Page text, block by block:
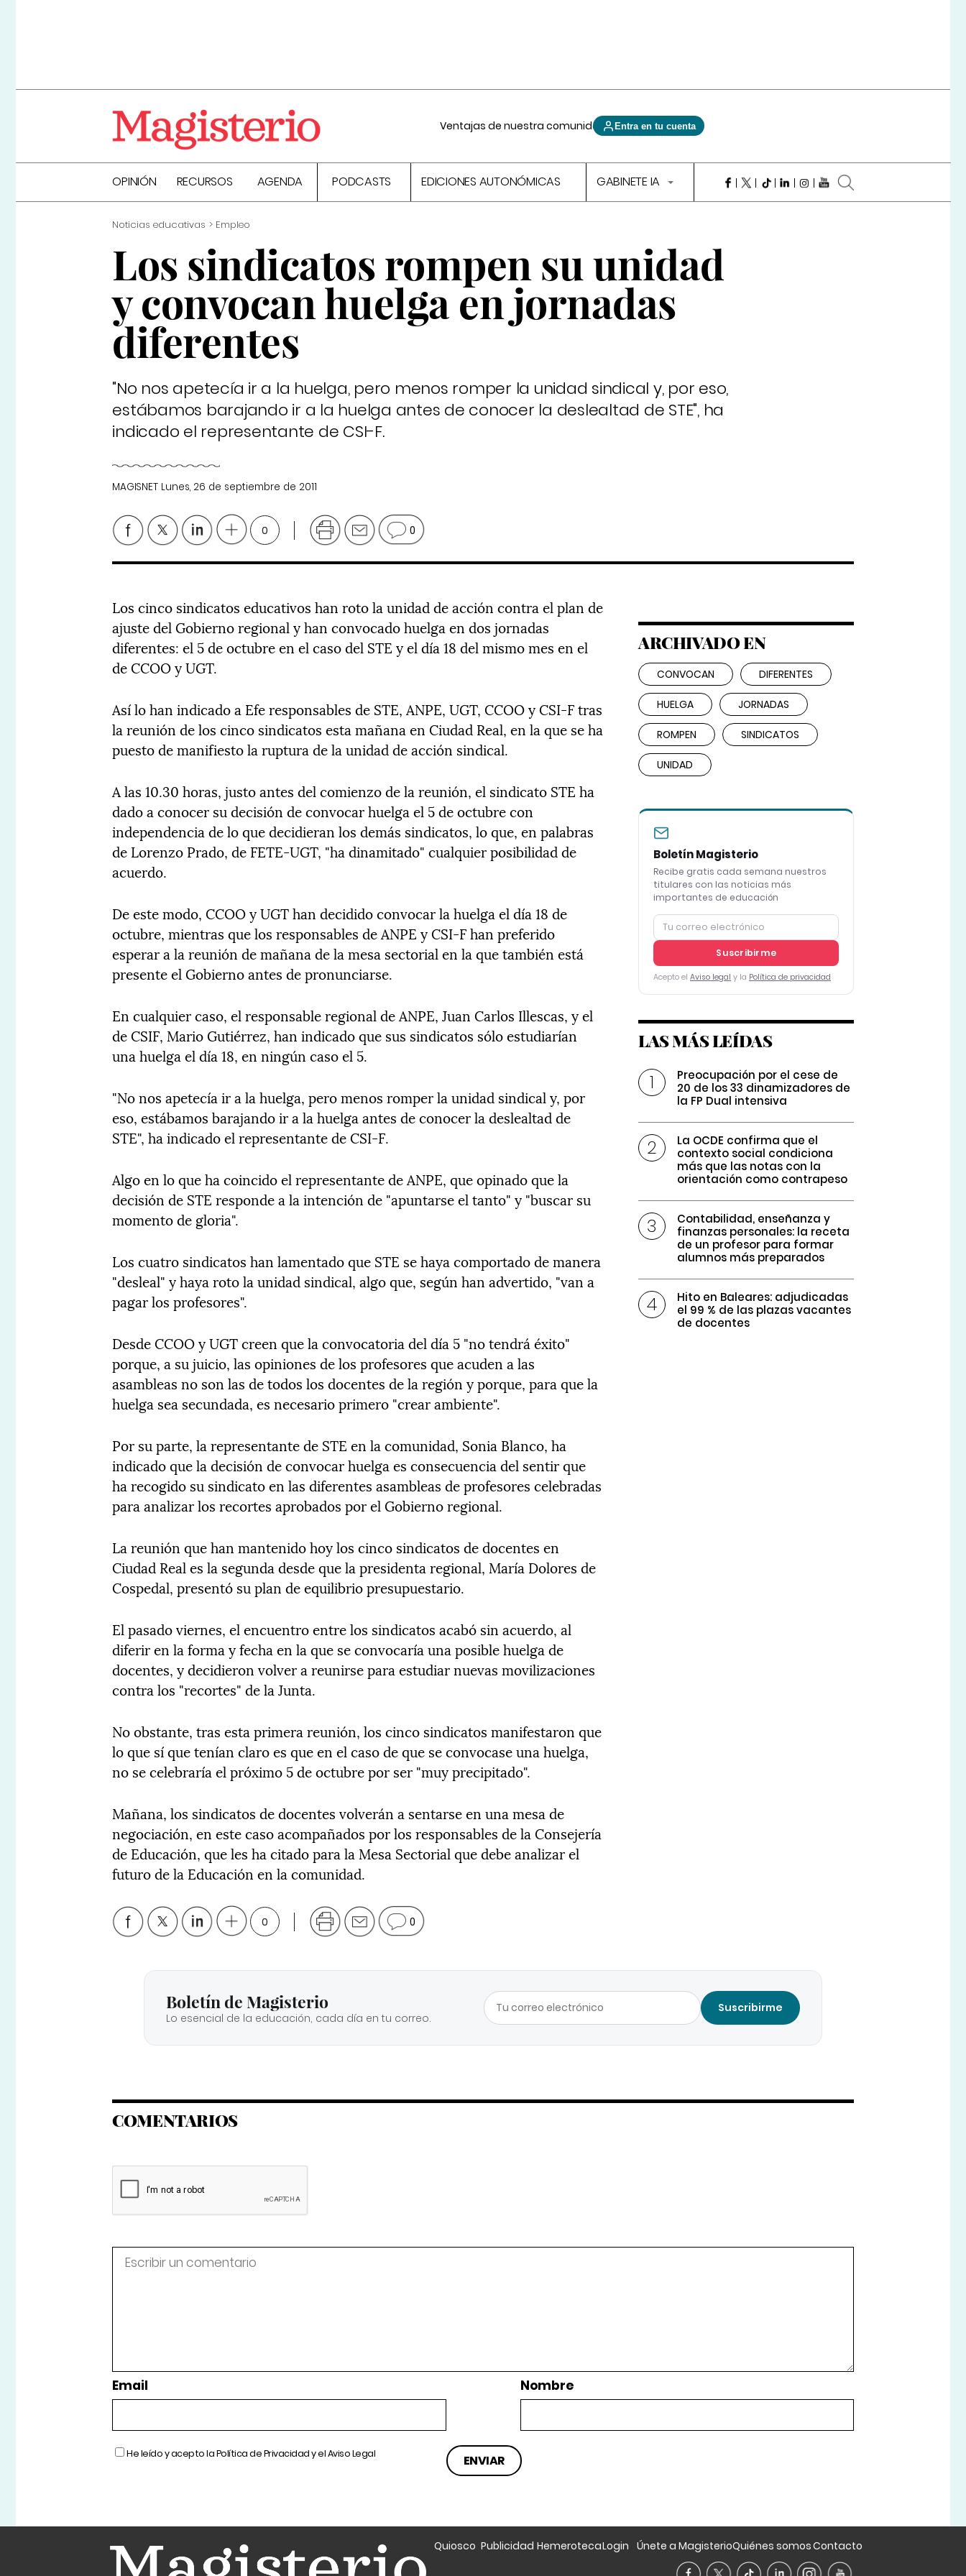
Ventajas de nuestra comunidad Entra en tu cuenta
OPINIÓN RECURSOS AGENDA PODCASTS EDICIONES AUTONÓMICAS GABINETE IA
Noticias educativas Empleo
Los sindicatos rompen su unidad
y convocan huelga en jornadas
diferentes
"No nos apetecía ir a la huelga, pero menos romper la unidad sindical y, por eso,
estábamos barajando ir a la huelga antes de conocer la deslealtad de STE", ha
indicado el representante de CSI-F.
MAGISNET Lunes, 26 de septiembre de 2011
0 0
Los cinco sindicatos educativos han roto la unidad de acción contra el plan de
ajuste del Gobierno regional y han convocado huelga en dos jornadas
diferentes: el 5 de octubre en el caso del STE y el día 18 del mismo mes en el
de CCOO y UGT.
Así lo han indicado a Efe responsables de STE, ANPE, UGT, CCOO y CSI-F tras
la reunión de los cinco sindicatos esta mañana en Ciudad Real, en la que se ha
puesto de manifiesto la ruptura de la unidad de acción sindical.
A las 10.30 horas, justo antes del comienzo de la reunión, el sindicato STE ha
dado a conocer su decisión de convocar huelga el 5 de octubre con
independencia de lo que decidieran los demás sindicatos, lo que, en palabras
de Lorenzo Prado, de FETE-UGT, "ha dinamitado" cualquier posibilidad de
acuerdo.
De este modo, CCOO y UGT han decidido convocar la huelga el día 18 de
octubre, mientras que los responsables de ANPE y CSI-F han preferido
esperar a la reunión de mañana de la mesa sectorial en la que también está
presente el Gobierno antes de pronunciarse.
En cualquier caso, el responsable regional de ANPE, Juan Carlos Illescas, y el
de CSIF, Mario Gutiérrez, han indicado que sus sindicatos sólo estudiarían
una huelga el día 18, en ningún caso el 5.
"No nos apetecía ir a la huelga, pero menos romper la unidad sindical y, por
eso, estábamos barajando ir a la huelga antes de conocer la deslealtad de
STE", ha indicado el representante de CSI-F.
Algo en lo que ha coincido el representante de ANPE, que opinado que la
decisión de STE responde a la intención de "apuntarse el tanto" y "buscar su
momento de gloria".
Los cuatro sindicatos han lamentado que STE se haya comportado de manera
"desleal" y haya roto la unidad sindical, algo que, según han advertido, "van a
pagar los profesores".
Desde CCOO y UGT creen que la convocatoria del día 5 "no tendrá éxito"
porque, a su juicio, las opiniones de los profesores que acuden a las
asambleas no son las de todos los docentes de la región y porque, para que la
huelga sea secundada, es necesario primero "crear ambiente".
Por su parte, la representante de STE en la comunidad, Sonia Blanco, ha
indicado que la decisión de convocar huelga es consecuencia del sentir que
ha recogido su sindicato en las diferentes asambleas de profesores celebradas
para analizar los recortes aprobados por el Gobierno regional.
La reunión que han mantenido hoy los cinco sindicatos de docentes en
Ciudad Real es la segunda desde que la presidenta regional, María Dolores de
Cospedal, presentó su plan de equilibrio presupuestario.
El pasado viernes, el encuentro entre los sindicatos acabó sin acuerdo, al
diferir en la forma y fecha en la que se convocaría una posible huelga de
docentes, y decidieron volver a reunirse para estudiar nuevas movilizaciones
contra los "recortes" de la Junta.
No obstante, tras esta primera reunión, los cinco sindicatos manifestaron que
lo que sí que tenían claro es que en el caso de que se convocase una huelga,
no se celebraría el próximo 5 de octubre por ser "muy precipitado".
Mañana, los sindicatos de docentes volverán a sentarse en una mesa de
negociación, en este caso acompañados por los responsables de la Consejería
de Educación, que les ha citado para la Mesa Sectorial que debe analizar el
futuro de la Educación en la comunidad.
0 0
ARCHIVADO EN
CONVOCAN DIFERENTES
HUELGA JORNADAS
ROMPEN SINDICATOS
UNIDAD
Boletín Magisterio
Recibe gratis cada semana nuestros
titulares con las noticias más
importantes de educación
Suscribirme
Acepto el Aviso legal y la Política de privacidad
LAS MÁS LEÍDAS
Preocupación por el cese de
20 de los 33 dinamizadores de
la FP Dual intensiva
La OCDE confirma que el
contexto social condiciona
más que las notas con la
orientación como contrapeso
Contabilidad, enseñanza y
finanzas personales: la receta
de un profesor para formar
alumnos más preparados
Hito en Baleares: adjudicadas
el 99 % de las plazas vacantes
de docentes
Boletín de Magisterio
Lo esencial de la educación, cada día en tu correo.
Suscribirme
COMENTARIOS
Email Nombre
He leído y acepto laPolítica de Privacidady elAviso Legal
Quiosco Publicidad HemerotecaLogin Únete a MagisterioQuiénes somosContacto